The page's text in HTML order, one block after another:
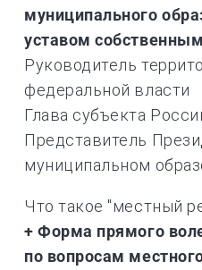
муниципального
уставом
Руководитель
федеральной власти
Глава субъекта
Представитель
муниципальном
Что такое "местный
+ Форма прямого
по вопросам